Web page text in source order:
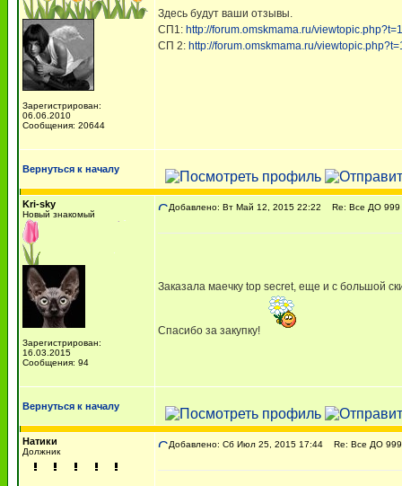
Зарегистрирован:
06.06.2010
Сообщения: 20644
Здесь будут ваши отзывы.
СП1: http://forum.omskmama.ru/
СП 2: http://forum.omskmama.ru/
Вернуться к началу
Kri-sky
Новый знакомый
Зарегистрирован:
16.03.2015
Сообщения: 94
Добавлено: Вт Май 12, 2015 22:22 Re: Все ДО 999
Заказала маечку top secret, еще и с большой
Спасибо за закупку!
Вернуться к началу
Натики
Должник
Добавлено: Сб Июл 25, 2015 17:44 Re: Все ДО 999